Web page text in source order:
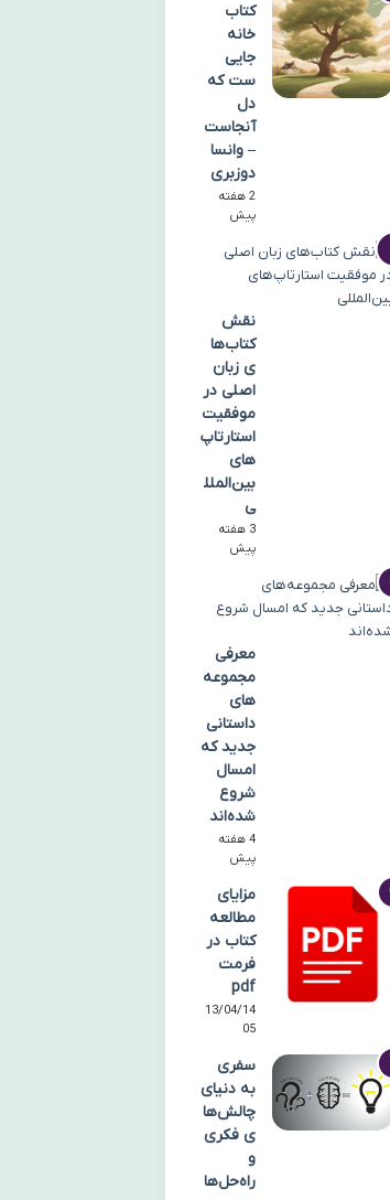
کتاب
خانه
جایی
ست که
دل
آنجاست
– وانسا
دوزبری
2 هفته
پیش
نقش
کتاب‌ها
ی زبان
اصلی در
موفقیت
استارتاپ‌
های
بین‌الملل
ی
3 هفته
پیش
معرفی
مجموعه‌
های
داستانی
جدید که
امسال
شروع
شده‌اند
4 هفته
پیش
مزایای
مطالعه
کتاب در
فرمت
pdf
13/04/14
05
سفری
به دنیای
چالش‌ها
ی فکری
و
راه‌حل‌ها